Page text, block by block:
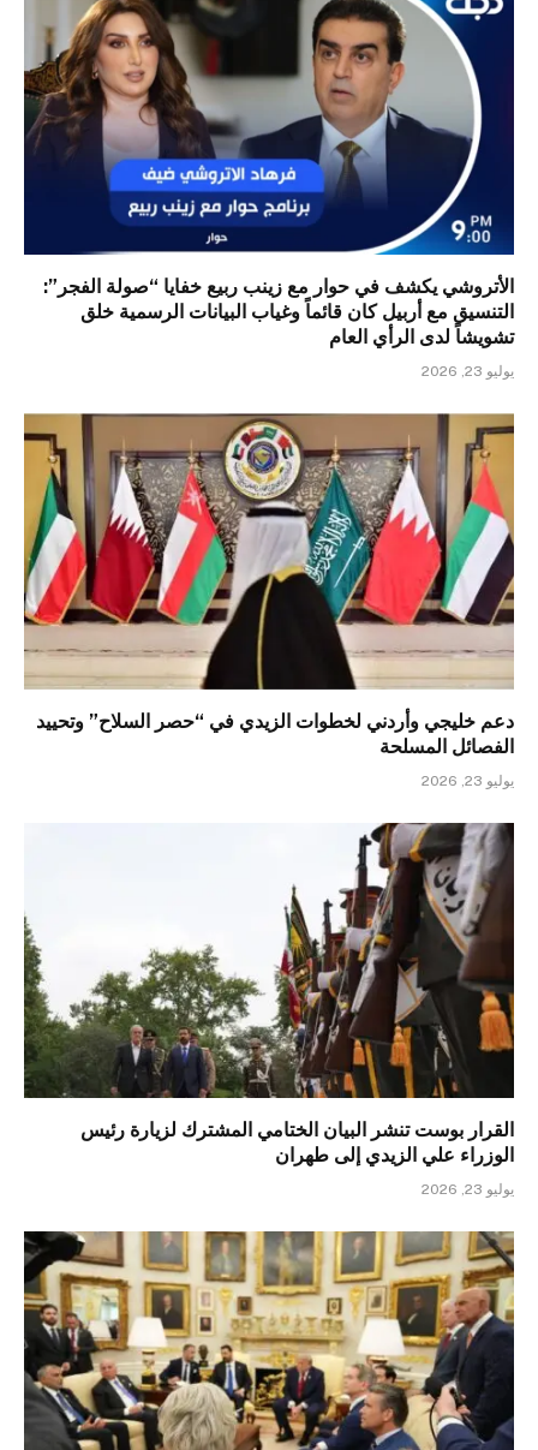
الأتروشي يكشف في حوار مع زينب ربيع خفايا “صولة الفجر”:
التنسيق مع أربيل كان قائماً وغياب البيانات الرسمية خلق
تشويشاً لدى الرأي العام
يوليو 23, 2026
دعم خليجي وأردني لخطوات الزيدي في “حصر السلاح” وتحييد
الفصائل المسلحة
يوليو 23, 2026
القرار بوست تنشر البيان الختامي المشترك لزيارة رئيس
الوزراء علي الزيدي إلى طهران
يوليو 23, 2026